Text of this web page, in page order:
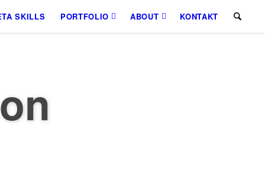
SKILLS PORTFOLIO ABOUT KONTAKT